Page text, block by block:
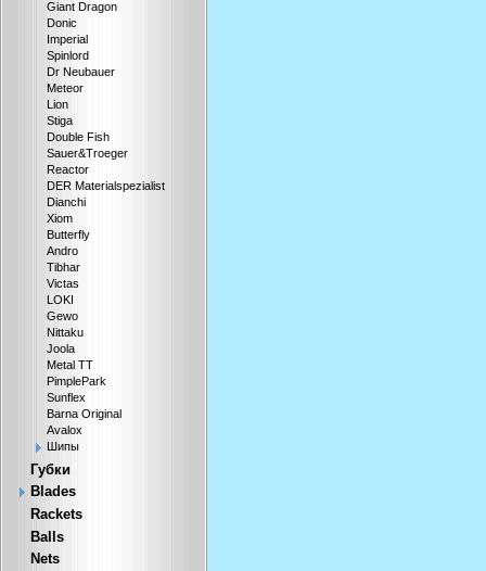
Giant Dragon
Donic
Imperial
Spinlord
Dr Neubauer
Meteor
Lion
Stiga
Double Fish
Sauer&Troeger
Reactor
DER Materialspezialist
Dianchi
Xiom
Butterfly
Andro
Tibhar
Victas
LOKI
Gewo
Nittaku
Joola
Metal TT
PimplePark
Sunflex
Barna Original
Avalox
Шипы
Губки
Blades
Rackets
Balls
Nets